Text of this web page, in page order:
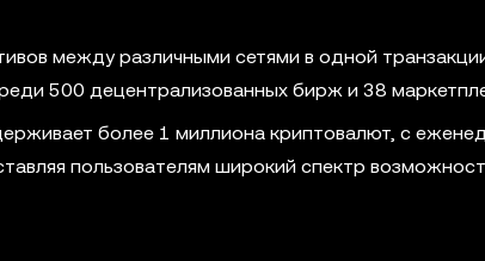
между различными сетями в одной
500 децентрализованных бирж и 38
более 1 миллиона криптовалют, с
пользователям широкий спектр